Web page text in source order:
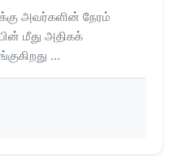
அவர்களின் நேரம்
மீது அதிகக்
...
தங்கள் நேரத்தையும் தாங்கள்